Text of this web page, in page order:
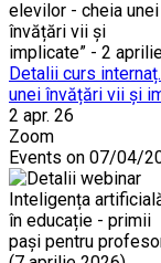
Detalii curs
unei învățări vii și
2 apr. 26
Zoom
Events on 07/04/